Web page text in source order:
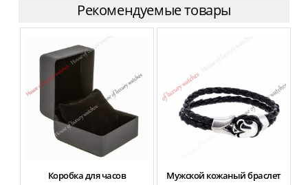
Рекомендуемые товары
Коробка для часов Мужской кожаный браслет